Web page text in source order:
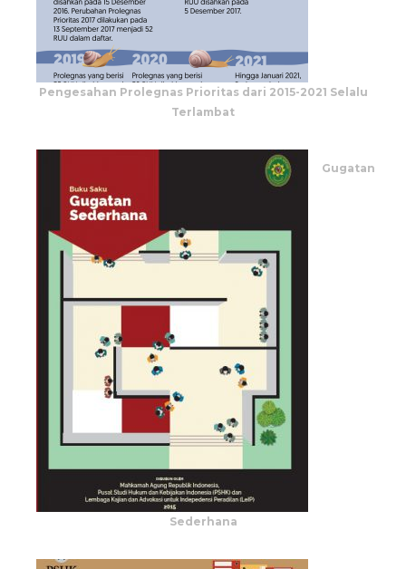
Pengesahan Prolegnas Prioritas dari 2015-2021 Selalu
Terlambat
Gugatan
Sederhana